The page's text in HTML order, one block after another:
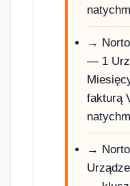
→
— 1
fakturą
→